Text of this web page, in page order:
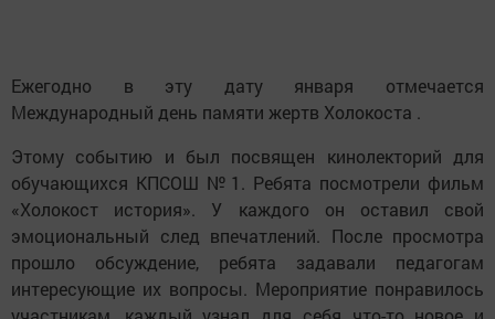
Ежегодно в эту дату января отмечается
Международный день памяти жертв Холокоста .
Этому событию и был посвящен кинолекторий для
обучающихся КПСОШ №1. Ребята посмотрели фильм
«Холокост история». У каждого он оставил свой
эмоциональный след впечатлений. После просмотра
прошло обсуждение, ребята задавали педагогам
интересующие их вопросы. Мероприятие понравилось